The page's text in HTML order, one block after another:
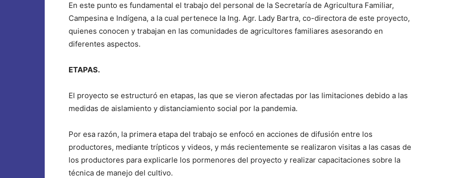
En este punto es fundamental el trabajo del personal de la Secretaría de Agricultura Familiar,
Campesina e Indígena, a la cual pertenece la Ing. Agr. Lady Bartra, co-directora de este proyecto,
quienes conocen y trabajan en las comunidades de agricultores familiares asesorando en
diferentes aspectos.
ETAPAS.
El proyecto se estructuró en etapas, las que se vieron afectadas por las limitaciones debido a las
medidas de aislamiento y distanciamiento social por la pandemia.
Por esa razón, la primera etapa del trabajo se enfocó en acciones de difusión entre los
productores, mediante trípticos y videos, y más recientemente se realizaron visitas a las casas de
los productores para explicarle los pormenores del proyecto y realizar capacitaciones sobre la
técnica de manejo del cultivo.